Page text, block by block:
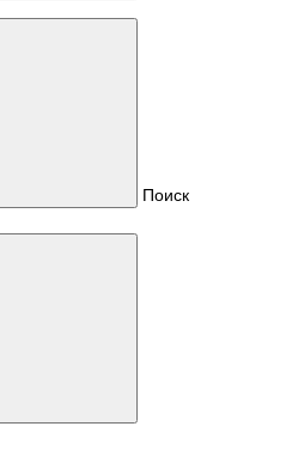
Поиск